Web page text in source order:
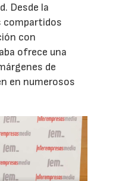
Desde la
compartidos
con
ofrece una
de
en numerosos